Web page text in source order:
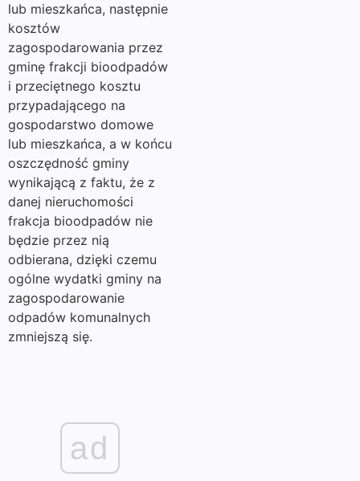
lub mieszkańca, następnie
kosztów
zagospodarowania przez
gminę frakcji bioodpadów
i przeciętnego kosztu
przypadającego na
gospodarstwo domowe
lub mieszkańca, a w końcu
oszczędność gminy
wynikającą z faktu, że z
danej nieruchomości
frakcja bioodpadów nie
będzie przez nią
odbierana, dzięki czemu
ogólne wydatki gminy na
zagospodarowanie
odpadów komunalnych
zmniejszą się.
ad